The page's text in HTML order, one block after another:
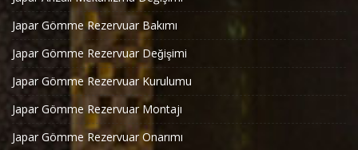
Japar Gömme Rezervuar Bakımı
Japar Gömme Rezervuar Değişimi
Japar Gömme Rezervuar Kurulumu
Japar Gömme Rezervuar Montajı
Japar Gömme Rezervuar Onarımı